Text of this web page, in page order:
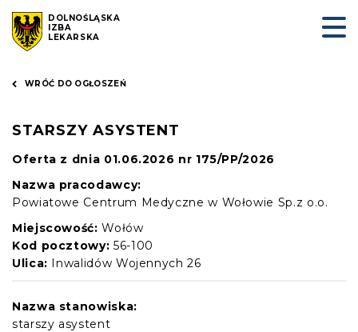
DOLNOŚLĄSKA
IZBA
LEKARSKA
WRÓĆ DO OGŁOSZEŃ
STARSZY ASYSTENT
Oferta z dnia 01.06.2026 nr 175/PP/2026
Nazwa pracodawcy:
Powiatowe Centrum Medyczne w Wołowie Sp.z o.o.
Miejscowość: Wołów
Kod pocztowy: 56-100
Ulica: Inwalidów Wojennych 26
Nazwa stanowiska:
starszy asystent